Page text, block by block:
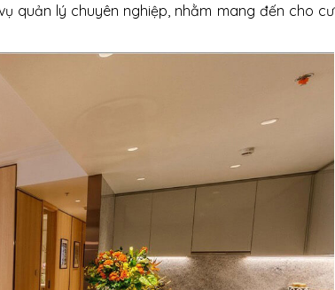
quản lý chuyên nghiệp, nhằm mang đến cho cư